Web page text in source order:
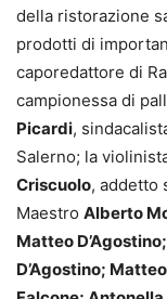
della ristorazione
prodotti di
caporedattore di
campionessa di
Picardi,
Salerno; la
Criscuolo, addetto
Maestro Alberto
Matteo D’Agostino;
D’Agostino;